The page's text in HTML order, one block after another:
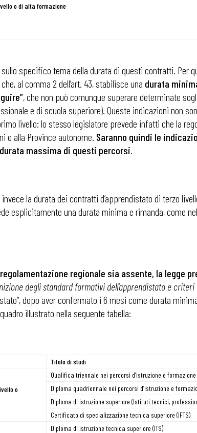
Articoli
Osservatori
o di alta formazione
specifico tema della durata di questi contratti. Per
al comma 2 dell’art. 43, stabilisce una durata
, che non può comunque superare determinate
e di scuola superiore). Queste indicazioni non
livello: lo stesso legislatore prevede infatti che la
e alla Province autonome. Saranno quindi le
massima di questi percorsi.
la durata dei contratti d’apprendistato di terzo
esplicitamente una durata minima e rimanda, come
regionale sia assente, la legge
degli standard formativi dell’apprendistato e
dopo aver confermato i 6 mesi come durata
illustrato nella seguente tabella:
Titolo di studi
o
Qualifica triennale nei percorsi d’istruzione e
Diploma quadriennale nei percorsi d’istruzione e
Diploma di istruzione superiore (Istituti tecnici,
Certificato di specializzazione tecnica superiore (IFTS)
Diploma di istruzione tecnica superiore (ITS)